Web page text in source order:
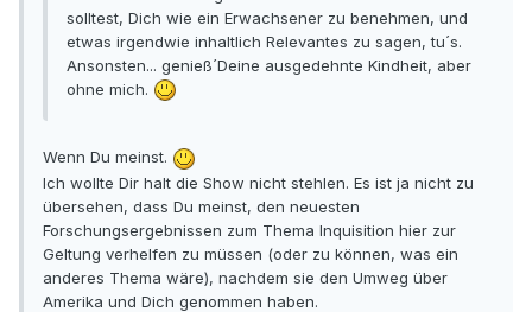
solltest, Dich wie ein Erwachsener zu benehmen, und
etwas irgendwie inhaltlich Relevantes zu sagen, tu´s.
Ansonsten... genieß´Deine ausgedehnte Kindheit, aber
ohne mich.
Wenn Du meinst.
Ich wollte Dir halt die Show nicht stehlen. Es ist ja nicht zu
übersehen, dass Du meinst, den neuesten
Forschungsergebnissen zum Thema Inquisition hier zur
Geltung verhelfen zu müssen (oder zu können, was ein
anderes Thema wäre), nachdem sie den Umweg über
Amerika und Dich genommen haben.